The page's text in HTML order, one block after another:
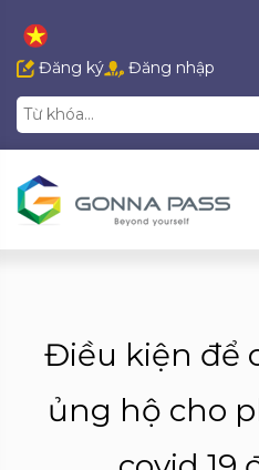
Đăng ký
Đăng nhập
Điều kiện để
ủng hộ cho